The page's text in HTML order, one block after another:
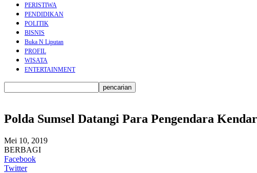
PERISTIWA
PENDIDIKAN
POLITIK
BISNIS
Buka N Liputan
PROFIL
WISATA
ENTERTAINMENT
Polda Sumsel Datangi Para Pengendara
Mei 10, 2019
BERBAGI
Facebook
Twitter